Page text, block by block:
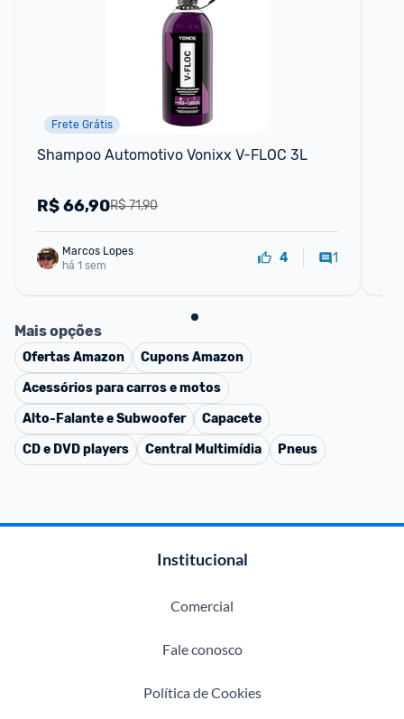
Frete Grátis
Shampoo Automotivo Vonixx V-FLOC 3L
R$ 71,90
R$66,90
Marcos Lopes
há 1 sem
4 1
Mais opções
OfertasAmazon CuponsAmazon
Acessórios para carros e motos
Alto-Falante e Subwoofer
Capacete
CD e DVD players
Central Multimídia Pneus
Institucional
Comercial
Fale conosco
Política de Cookies